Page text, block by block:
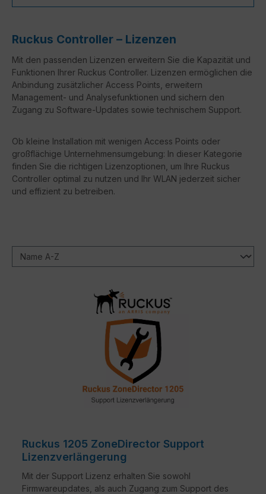
Ruckus Controller – Lizenzen
Mit den passenden Lizenzen erweitern Sie die Kapazität und
Funktionen Ihrer Ruckus Controller. Lizenzen ermöglichen die
Anbindung zusätzlicher Access Points, erweitern
Management- und Analysefunktionen und sichern den
Zugang zu Software-Updates sowie technischem Support.
Ob kleine Installation mit wenigen Access Points oder
großflächige Unternehmensumgebung: In dieser Kategorie
finden Sie die richtigen Lizenzoptionen, um Ihre Ruckus
Controller optimal zu nutzen und Ihr WLAN jederzeit sicher
und effizient zu betreiben.
Ruckus 1205 ZoneDirector Support
Lizenzverlängerung
Mit der Support Lizenz erhalten Sie sowohl
Firmwareupdates, als auch Zugang zum Support des